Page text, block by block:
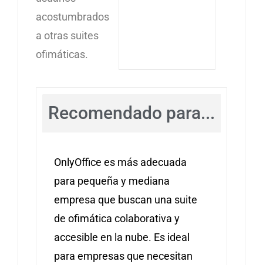
acostumbrados
a otras suites
ofimáticas.
Recomendado para...
OnlyOffice es más adecuada
para pequeña y mediana
empresa que buscan una suite
de ofimática colaborativa y
accesible en la nube. Es ideal
para empresas que necesitan